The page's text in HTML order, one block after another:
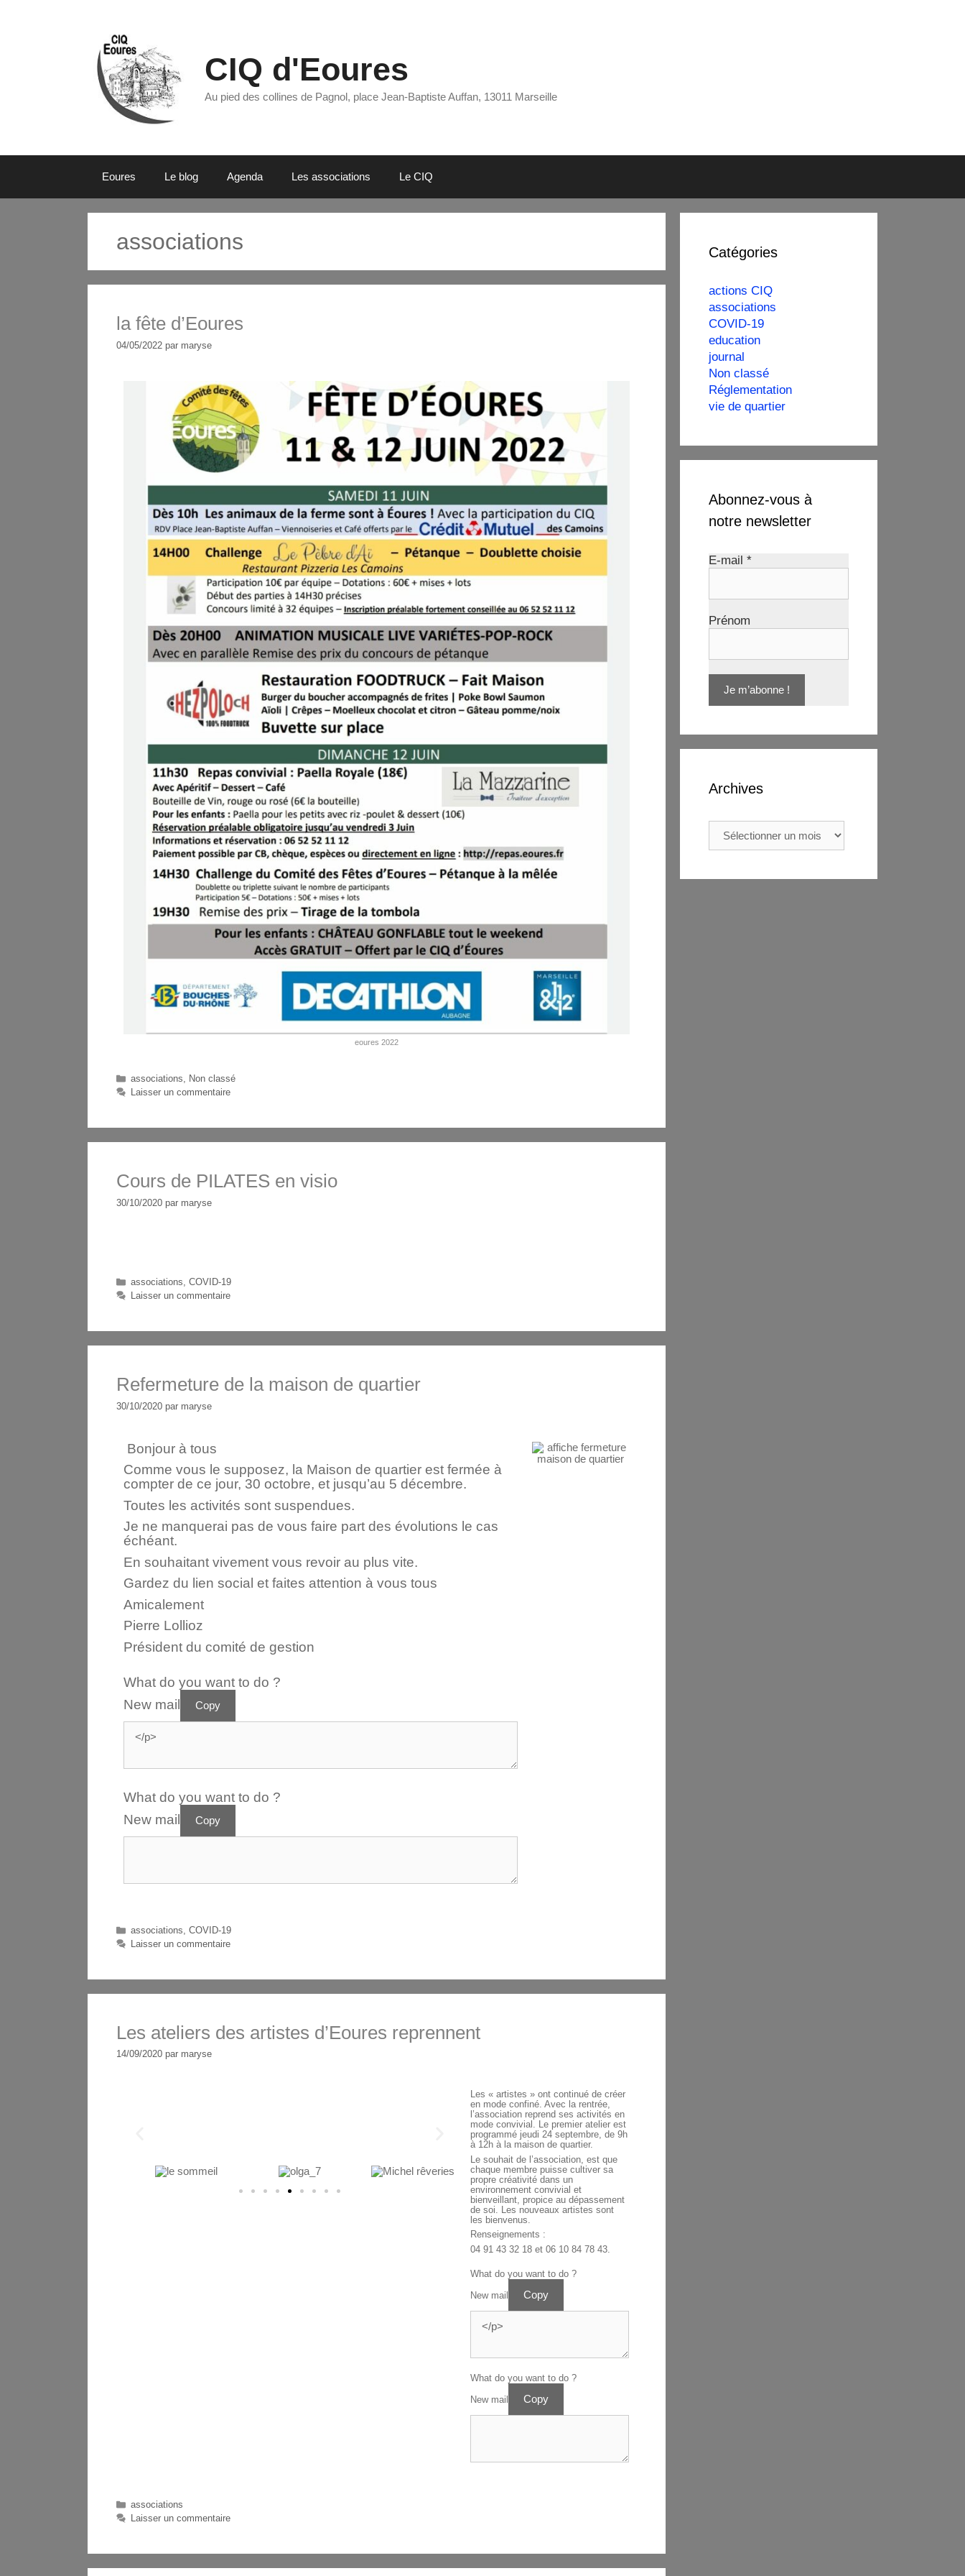
CIQ d'Eoures
Au pied des collines de Pagnol, place Jean-Baptiste Auffan, 13011 Marseille
Eoures Le blog Agenda Les associations Le CIQ
associations
la fête d’Eoures
04/05/2022 par maryse
eoures 2022
associations, Non classé
Laisser un commentaire
Cours de PILATES en visio
30/10/2020 par maryse
associations,COVID-19
Laisser un commentaire
Refermeture de la maison de quartier
30/10/2020 par maryse
Bonjour à tous
Comme vous le supposez, la Maison de quartier est fermée à
compter de ce jour, 30 octobre, et jusqu’au 5 décembre.
Toutes les activités sont suspendues.
Je ne manquerai pas de vous faire part des évolutions le cas
échéant.
En souhaitant vivement vous revoir au plus vite.
Gardez du lien social et faites attention à vous tous
Amicalement
Pierre Lollioz
Président du comité de gestion
What do you want to do ?
New mail
Copy
What do you want to do ?
New mail
Copy
associations,COVID-19
Laisser un commentaire
Les ateliers des artistes d’Eoures reprennent
14/09/2020 par maryse
Les « artistes » ont continué de créer
en mode confiné. Avec la rentrée,
l’association reprend ses activités en
mode convivial. Le premier atelier est
programmé jeudi 24 septembre, de 9h
à 12h à la maison de quartier.
Le souhait de l’association, est que
chaque membre puisse cultiver sa
propre créativité dans un
environnement convivial et
bienveillant, propice au dépassement
de soi. Les nouveaux artistes sont
les bienvenus.
Renseignements :
04 91 43 32 18 et 06 10 84 78 43.
What do you want to do ?
New mail
Copy
What do you want to do ?
New mail
Copy
associations
Laisser un commentaire
Catégories
actions CIQ
associations
COVID-19
education
journal
Non classé
Réglementation
vie de quartier
Abonnez-vous à
notre newsletter
E-mail *
Prénom
Archives